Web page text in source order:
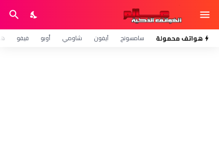
هواتف محمولة سامسونج آيفون شاومي أوبو فيفو